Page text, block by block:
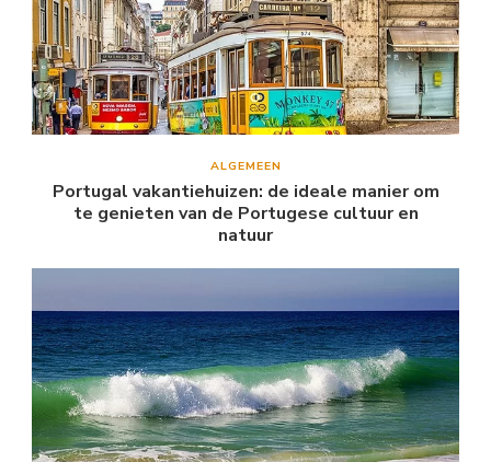
ALGEMEEN
Portugal vakantiehuizen: de ideale manier om
te genieten van de Portugese cultuur en
natuur